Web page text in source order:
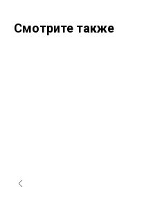
Смотрите также